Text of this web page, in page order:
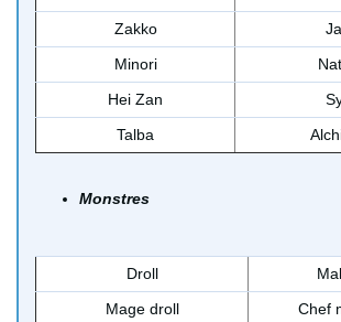
Zakko
Minori
Hei Zan
Talba
Monstres
Droll
Mage droll
Chef